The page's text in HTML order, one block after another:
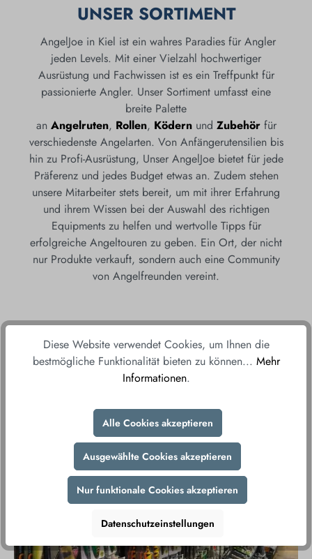
UNSER SORTIMENT
AngelJoe in Kiel ist ein wahres Paradies für Angler
jeden Levels. Mit einer Vielzahl hochwertiger
Ausrüstung und Fachwissen ist es ein Treffpunkt für
passionierte Angler. Unser Sortiment umfasst eine
breite Palette
an Angelruten, Rollen, Ködernund Zubehörfür
verschiedenste Angelarten. Von Anfängerutensilien bis
hin zu Profi-Ausrüstung, Unser AngelJoe bietet für jede
Präferenz und jedes Budget etwas an. Zudem stehen
unsere Mitarbeiter stets bereit, um mit ihrer Erfahrung
und ihrem Wissen bei der Auswahl des richtigen
Equipments zu helfen und wertvolle Tipps für
erfolgreiche Angeltouren zu geben. Ein Ort, der nicht
nur Produkte verkauft, sondern auch eine Community
von Angelfreunden vereint.
WIR FREUEN UNS AUF EUCH!
Diese Website verwendet Cookies, um Ihnen die
bestmögliche Funktionalität bieten zu können... Mehr
Informationen.
Alle Cookies akzeptieren
Ausgewählte Cookies akzeptieren
Nur funktionale Cookies akzeptieren
Datenschutzeinstellungen